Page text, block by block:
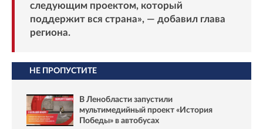
следующим проектом, который
поддержит вся страна», — добавил глава
региона.
НЕ ПРОПУСТИТЕ
В Ленобласти запустили
мультимедийный проект «История
Победы» в автобусах